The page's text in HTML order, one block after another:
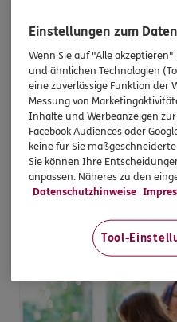
Nachhaltigeres
einer Kidspolice
solide finanzielle
ausbauen kann. So
davon.
Mehr
Einstellungen zum
Wenn Sie auf "Alle
und ähnlichen Technologien
eine zuverlässige Funktion der
Messung von
Inhalte und Werbeanzeigen
Facebook Audiences oder
keine für Sie
Sie können Ihre
anpassen. Näheres zu den
Datenschutzhinweise
Tool-